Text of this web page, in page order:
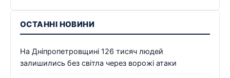
ОСТАННІ НОВИНИ
На Дніпропетровщині 126 тисяч людей
залишились без світла через ворожі атаки